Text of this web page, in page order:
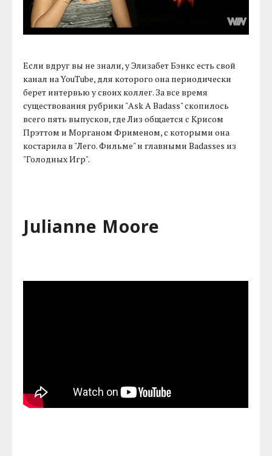
Если вдруг вы не знали, у Элизабет Бэнкс есть свой
канал на YouTube, для которого она периодически
берет интервью у своих коллег. За все время
существования рубрики "Ask A Badass" скопилось
всего пять выпусков, где Лиз общается с Крисом
Прэттом и Морганом Фрименом, с которыми она
костарила в "Лего. Фильме" и главными Badasses из
"Голодных Игр".
Julianne Moore